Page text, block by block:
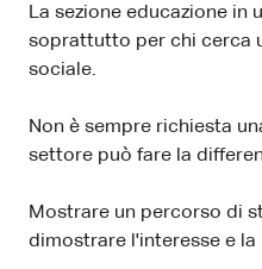
La sezione educazione in
soprattutto per chi cerca
sociale.
Non è sempre richiesta
settore può fare la
Mostrare un percorso di
dimostrare l'interesse e la